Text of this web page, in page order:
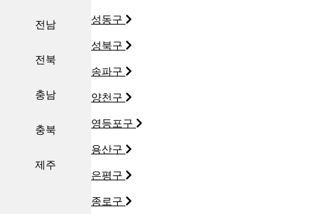
전남
전북
충남
충북
제주
성동구
성북구
송파구
양천구
영등포구
용산구
은평구
종로구